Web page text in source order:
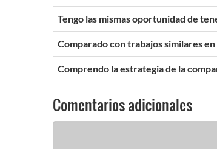
Tengo las mismas oportunidad de
Comparado con trabajos similares
Comprendo la estrategia de la
Comentarios adicionales